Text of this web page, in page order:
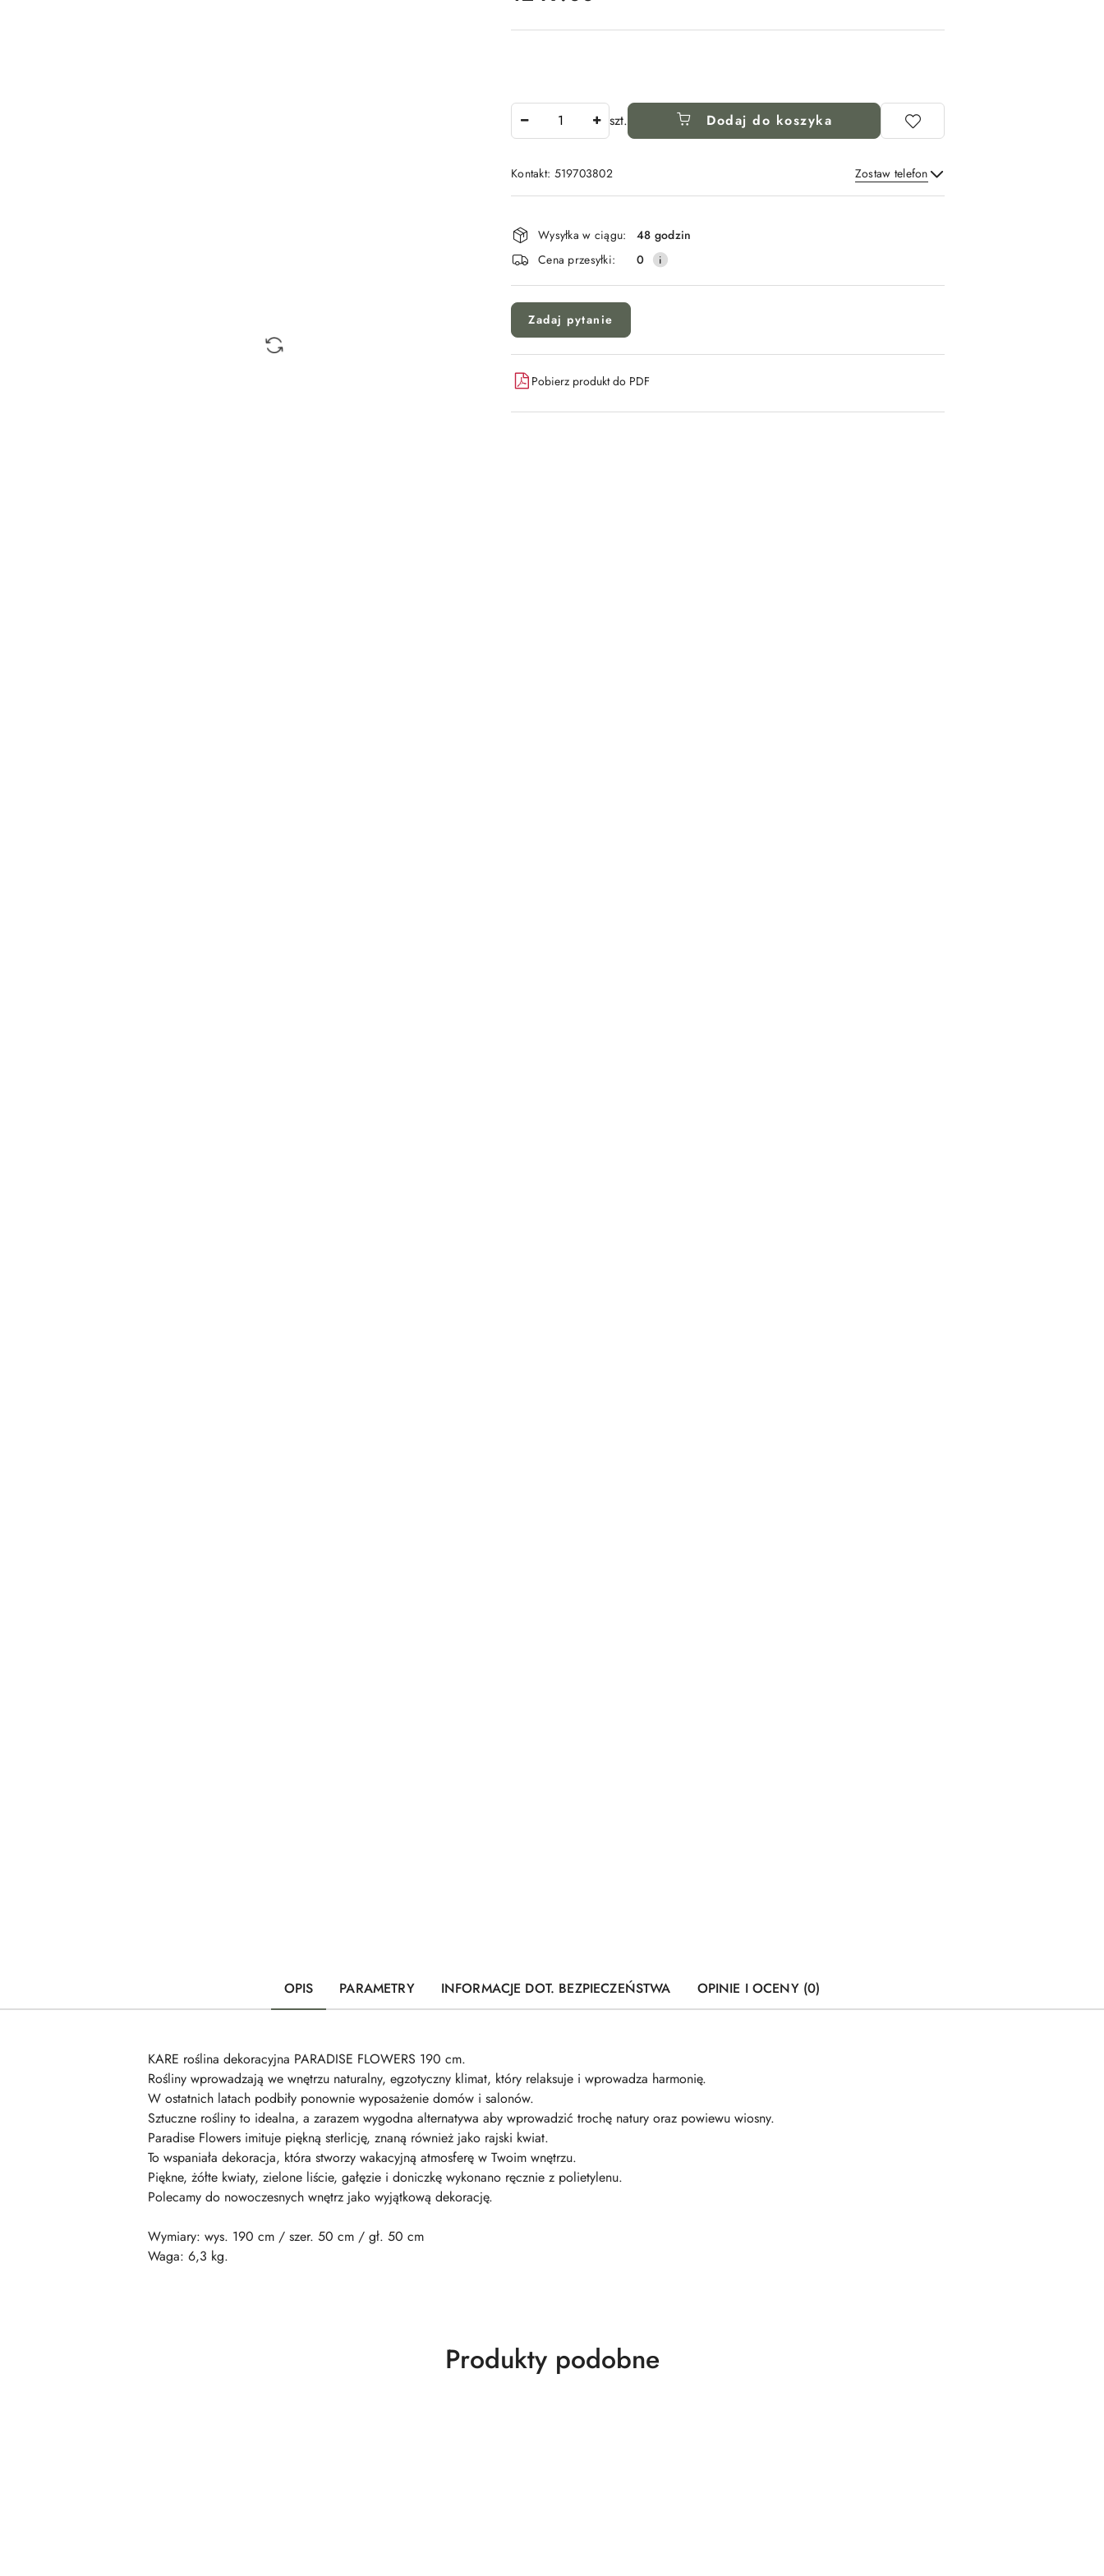
szt. Dodaj do koszyka
Kontakt: 519703802 Zostaw telefon
Wyślij
i
dostawa
Wysyłka w ciągu:
48 godzin
Cena przesyłki:
0
Zadaj pytanie
Pobierz produkt do PDF
OPIS PARAMETRY INFORMACJE DOT. BEZPIECZEŃSTWA OPINIE I OCENY (0)
KARE roślina dekoracyjna PARADISE FLOWERS 190 cm.
Rośliny wprowadzają we wnętrzu naturalny, egzotyczny klimat, który relaksuje i wprowadza harmonię.
W ostatnich latach podbiły ponownie wyposażenie domów i salonów.
Sztuczne rośliny to idealna, a zarazem wygodna alternatywa aby wprowadzić trochę natury oraz powiewu wiosny.
Paradise Flowers imituje piękną sterlicję, znaną również jako rajski kwiat.
To wspaniała dekoracja, która stworzy wakacyjną atmosferę w Twoim wnętrzu.
Piękne, żółte kwiaty, zielone liście, gałęzie i doniczkę wykonano ręcznie z polietylenu.
Polecamy do nowoczesnych wnętrz jako wyjątkową dekorację.
Wymiary: wys. 190 cm / szer. 50 cm / gł. 50 cm
Waga: 6,3 kg.
Produkty
Produkty podobne